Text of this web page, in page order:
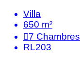
Villa
650 m²
7 Chambres
RL203